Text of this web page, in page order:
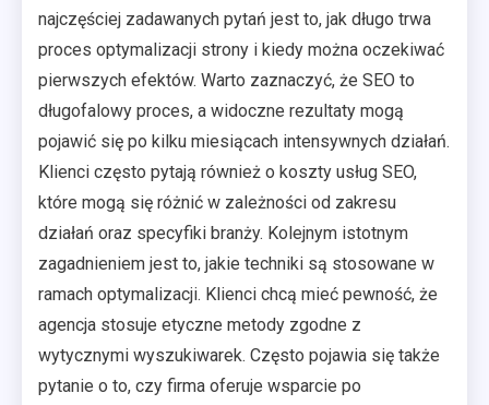
najczęściej zadawanych pytań jest to, jak długo trwa
proces optymalizacji strony i kiedy można oczekiwać
pierwszych efektów. Warto zaznaczyć, że SEO to
długofalowy proces, a widoczne rezultaty mogą
pojawić się po kilku miesiącach intensywnych działań.
Klienci często pytają również o koszty usług SEO,
które mogą się różnić w zależności od zakresu
działań oraz specyfiki branży. Kolejnym istotnym
zagadnieniem jest to, jakie techniki są stosowane w
ramach optymalizacji. Klienci chcą mieć pewność, że
agencja stosuje etyczne metody zgodne z
wytycznymi wyszukiwarek. Często pojawia się także
pytanie o to, czy firma oferuje wsparcie po